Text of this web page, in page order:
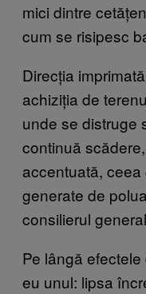
mici dintre
cum se risipesc
Direcția
achiziția de
unde se distruge
continuă
accentuată,
generate de
consilierul
Pe lângă
eu unul: lipsa